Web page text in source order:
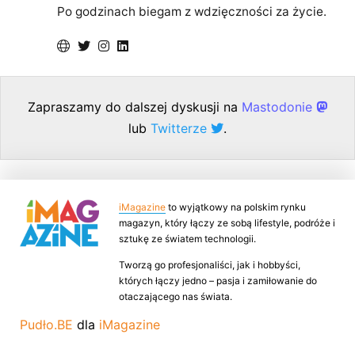
Po godzinach biegam z wdzięczności za życie.
Zapraszamy do dalszej dyskusji na Mastodonie
lub Twitterze .
iMagazine to wyjątkowy na polskim rynku
magazyn, który łączy ze sobą lifestyle, podróże i
sztukę ze światem technologii.
Tworzą go profesjonaliści, jak i hobbyści,
których łączy jedno – pasja i zamiłowanie do
otaczającego nas świata.
Pudło.BE dla iMagazine